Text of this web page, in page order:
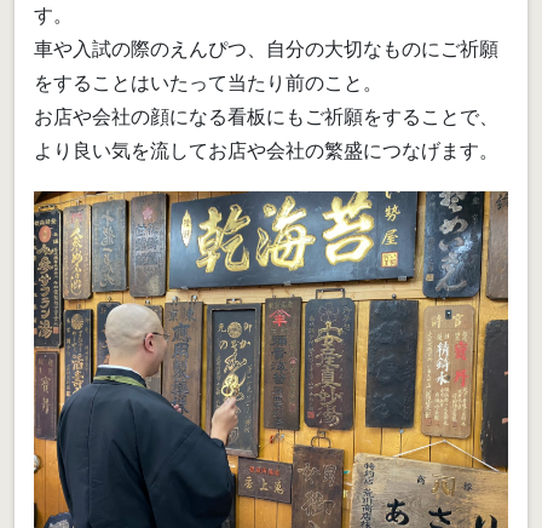
す。
車や入試の際のえんぴつ、自分の大切なものにご祈願
をすることはいたって当たり前のこと。
お店や会社の顔になる看板にもご祈願をすることで、
より良い気を流してお店や会社の繁盛につなげます。